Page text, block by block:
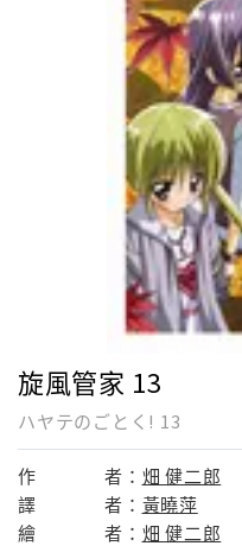
旋風管家 13
ハヤテのごとく! 13
作 者： 畑 健二郎
譯
者： 黃曉萍
繪
者： 畑 健二郎